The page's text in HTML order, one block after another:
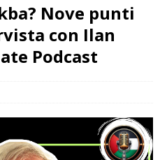
Nove punti
con Ilan
Podcast